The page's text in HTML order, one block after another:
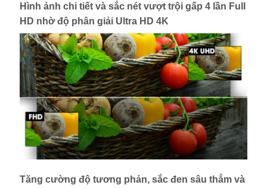
Hình ảnh chi tiết và sắc nét vượt trội gấp 4 lần Full
HD nhờ độ phân giải Ultra HD 4K
Tăng cường độ tương phản, sắc đen sâu thẳm và